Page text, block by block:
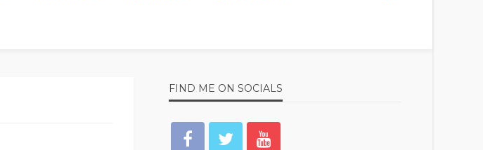
FIND ME ON SOCIALS